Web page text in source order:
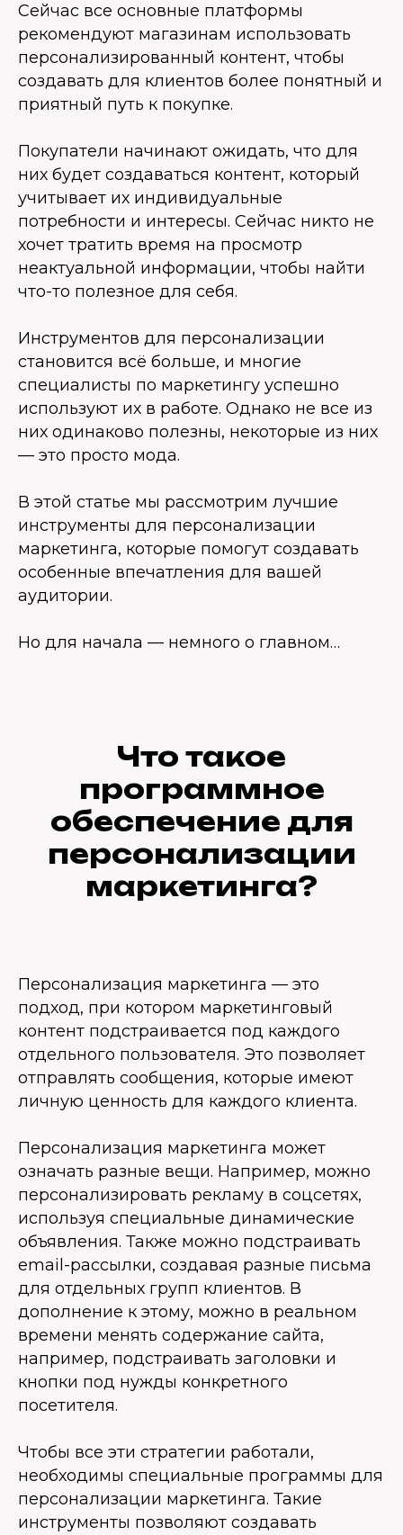
Сейчас все основные платформы
рекомендуют магазинам использовать
персонализированный контент, чтобы
создавать для клиентов более понятный и
приятный путь к покупке.
Покупатели начинают ожидать, что для
них будет создаваться контент, который
учитывает их индивидуальные
потребности и интересы. Сейчас никто не
хочет тратить время на просмотр
неактуальной информации, чтобы найти
что-то полезное для себя.
Инструментов для персонализации
становится всё больше, и многие
специалисты по маркетингу успешно
используют их в работе. Однако не все из
них одинаково полезны, некоторые из них
— это просто мода.
В этой статье мы рассмотрим лучшие
инструменты для персонализации
маркетинга, которые помогут создавать
особенные впечатления для вашей
аудитории.
Но для начала — немного о главном…
Что такое
программное
обеспечение для
персонализации
маркетинга?
Персонализация маркетинга — это
подход, при котором маркетинговый
контент подстраивается под каждого
отдельного пользователя. Это позволяет
отправлять сообщения, которые имеют
личную ценность для каждого клиента.
Персонализация маркетинга может
означать разные вещи. Например, можно
персонализировать рекламу в соцсетях,
используя специальные динамические
объявления. Также можно подстраивать
email-рассылки, создавая разные письма
для отдельных групп клиентов. В
дополнение к этому, можно в реальном
времени менять содержание сайта,
например, подстраивать заголовки и
кнопки под нужды конкретного
посетителя.
Чтобы все эти стратегии работали,
необходимы специальные программы для
персонализации маркетинга. Такие
инструменты позволяют создавать